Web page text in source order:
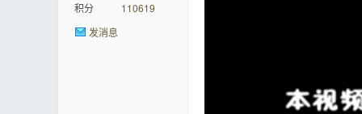
积分
110619
发消息